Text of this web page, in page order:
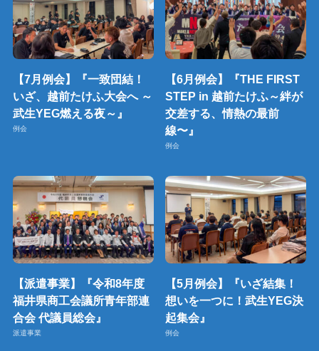
【7月例会】『一致団結！
いざ、越前たけふ大会へ ～
武生YEG燃える夜～』
例会
【6月例会】『THE FIRST
STEP in 越前たけふ～絆が
交差する、情熱の最前
線〜』
例会
【派遣事業】『令和8年度
福井県商工会議所青年部連
合会 代議員総会』
派遣事業
【5月例会】『いざ結集！
想いを一つに！武生YEG決
起集会』
例会